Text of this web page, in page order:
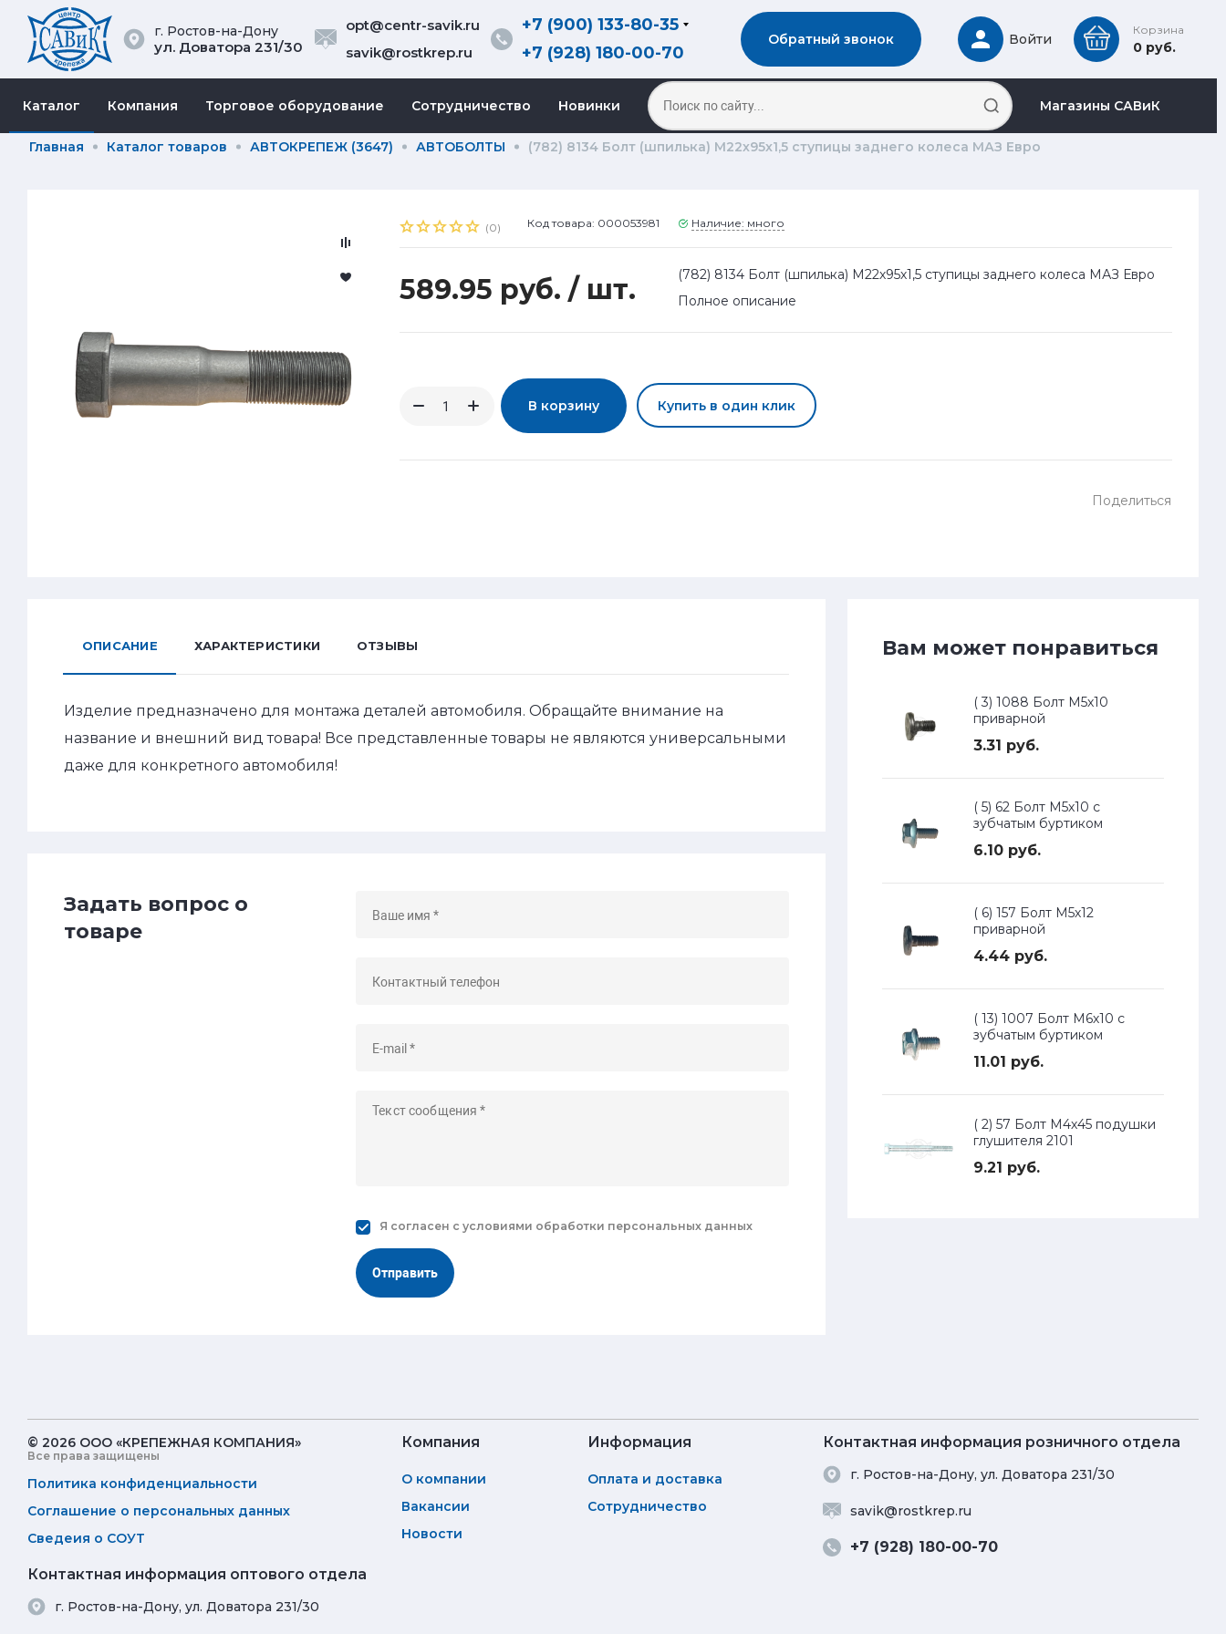
г. Ростов-на-Дону
ул. Доватора 231/30
opt@centr-savik.ru
savik@rostkrep.ru
+7 (900) 133-80-35
+7 (928) 180-00-70
Обратный звонок Войти
Корзина
0 руб.
Каталог Компания Торговое оборудование Сотрудничество Новинки Магазины САВиК
Главная Каталог товаров АВТОКРЕПЕЖ (3647) АВТОБОЛТЫ (782) 8134 Болт (шпилька) М22х95х1,5 ступицы заднего колеса МАЗ Евро
(0) Код товара: 000053981 Наличие: много
589.95 руб. / шт.
(782) 8134 Болт (шпилька) М22х95х1,5 ступицы заднего колеса МАЗ Евро
Полное описание
В корзину Купить в один клик
Поделиться
ОПИСАНИЕ ХАРАКТЕРИСТИКИ ОТЗЫВЫ
Изделие предназначено для монтажа деталей автомобиля. Обращайте внимание на
название и внешний вид товара! Все представленные товары не являются универсальными
даже для конкретного автомобиля!
Задать вопрос о
товаре
Я согласен сусловиями обработки персональных данных
Отправить
Вам может понравиться
( 3) 1088 Болт М5х10
приварной
3.31 руб.
( 5) 62 Болт М5х10 с
зубчатым буртиком
6.10 руб.
( 6) 157 Болт М5х12
приварной
4.44 руб.
( 13) 1007 Болт М6х10 с
зубчатым буртиком
11.01 руб.
( 2) 57 Болт М4х45 подушки
глушителя 2101
9.21 руб.
© 2026 ООО «КРЕПЕЖНАЯ КОМПАНИЯ»
Все права защищены
Политика конфиденциальности
Соглашение о персональных данных
Сведеия о СОУТ
Компания
О компании
Вакансии
Новости
Информация
Оплата и доставка
Сотрудничество
Контактная информация розничного отдела
г. Ростов-на-Дону, ул. Доватора 231/30
savik@rostkrep.ru
+7 (928) 180-00-70
Контактная информация оптового отдела
г. Ростов-на-Дону, ул. Доватора 231/30